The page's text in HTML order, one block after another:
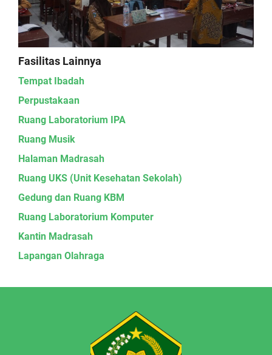
Fasilitas Lainnya
Tempat Ibadah
Perpustakaan
Ruang Laboratorium IPA
Ruang Musik
Halaman Madrasah
Ruang UKS (Unit Kesehatan Sekolah)
Gedung dan Ruang KBM
Ruang Laboratorium Komputer
Kantin Madrasah
Lapangan Olahraga